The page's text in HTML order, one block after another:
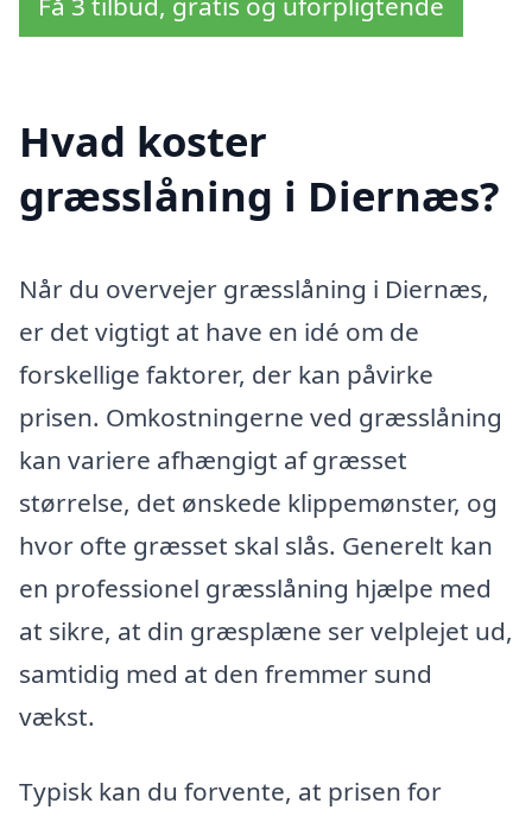
Hvad koster
græsslåning i Diernæs?
Når du overvejer græsslåning i Diernæs,
er det vigtigt at have en idé om de
forskellige faktorer, der kan påvirke
prisen. Omkostningerne ved græsslåning
kan variere afhængigt af græsset
størrelse, det ønskede klippemønster, og
hvor ofte græsset skal slås. Generelt kan
en professionel græsslåning hjælpe med
at sikre, at din græsplæne ser velplejet ud,
samtidig med at den fremmer sund
vækst.
Typisk kan du forvente, at prisen for